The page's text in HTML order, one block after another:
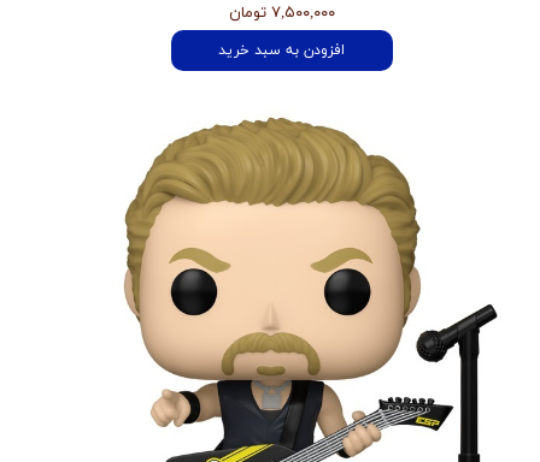
۷,۵۰۰,۰۰۰ تومان
افزودن به سبد خرید